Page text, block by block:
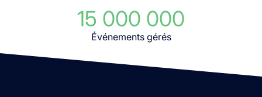
15 000 000
Événements gérés